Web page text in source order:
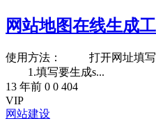
网站地图在线生成
使用方法： 打开网址填写
1.填写要生成s...
13 年前 0 0 404
VIP
网站建设